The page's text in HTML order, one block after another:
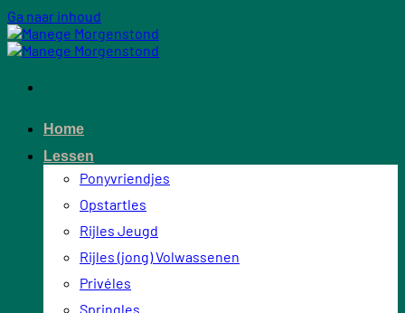
Ga naar inhoud
Home
Lessen
Ponyvriendjes
Opstartles
Rijles Jeugd
Rijles (jong) Volwassenen
Privéles
Springles